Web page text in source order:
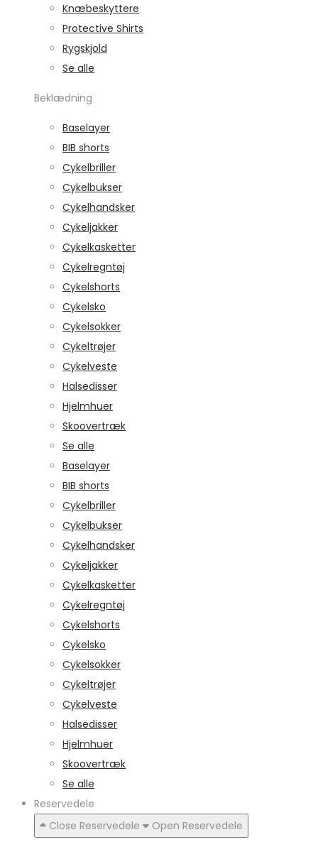
Knæbeskyttere
Protective Shirts
Rygskjold
Se alle
Beklædning
Baselayer
BIB shorts
Cykelbriller
Cykelbukser
Cykelhandsker
Cykeljakker
Cykelkasketter
Cykelregntøj
Cykelshorts
Cykelsko
Cykelsokker
Cykeltrøjer
Cykelveste
Halsedisser
Hjelmhuer
Skoovertræk
Se alle
Baselayer
BIB shorts
Cykelbriller
Cykelbukser
Cykelhandsker
Cykeljakker
Cykelkasketter
Cykelregntøj
Cykelshorts
Cykelsko
Cykelsokker
Cykeltrøjer
Cykelveste
Halsedisser
Hjelmhuer
Skoovertræk
Se alle
Reservedele
Close Reservedele
Open Reservedele